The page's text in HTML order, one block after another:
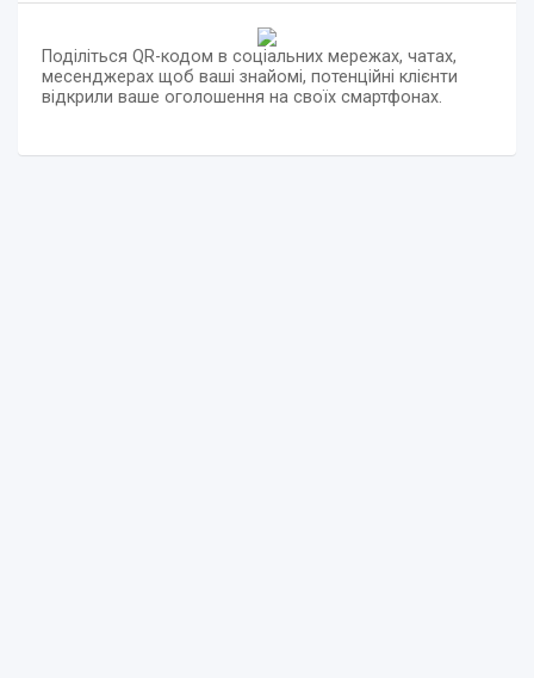
Поділіться QR-кодом в соціальних мережах, чатах,
месенджерах щоб ваші знайомі, потенційні клієнти
відкрили ваше оголошення на своїх смартфонах.